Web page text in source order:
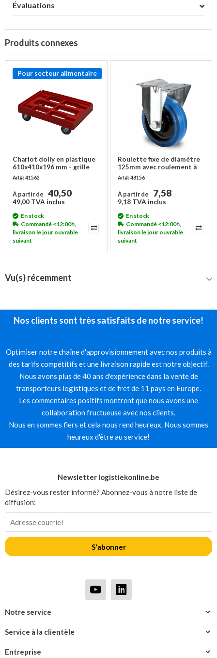
Évaluations
Produits connexes
Pour secteur alimentaire
Chariot dolly en plastique
610x410x196 mm - grille
empilable
Art#: 41562
À partir de 40,50
49,00 TVA inclus
En stock
Commandé <12:00h,
livraison le jour ouvrable
suivant
Roulette fixe de diamètre
125mm avec roulement à
billes - PA/Caoutchouc
Art#: 48156
À partir de 7,58
9,18 TVA inclus
En stock
Commandé <12:00h,
livraison le jour ouvrable
suivant
Vu(s) récemment
Nos clients sont très satisfaits de notre service!
Optimiser notre chaîne d'approvisionnement avec nos produits à
des tarifs compétitifs et une livraison rapide est notre objectif.
Nous avons plus de 40 ans d'expérience dans la vente de
transporteurs logistiques et de fret de 11 pays en Europe.
Les commentaires positifs montrent que nous avons une
collaboration fructueuse avec nos clients.
Nous en sommes fiers et cela nous rend heureux. Nous sommes
heureux d'être au service!
Entreprise
Service à la clientèle
Notre service
Newsletter logistiekonline.be
Désirez-vous rester informé? Abonnez-vous à notre liste de
diffusion:
S'abonner